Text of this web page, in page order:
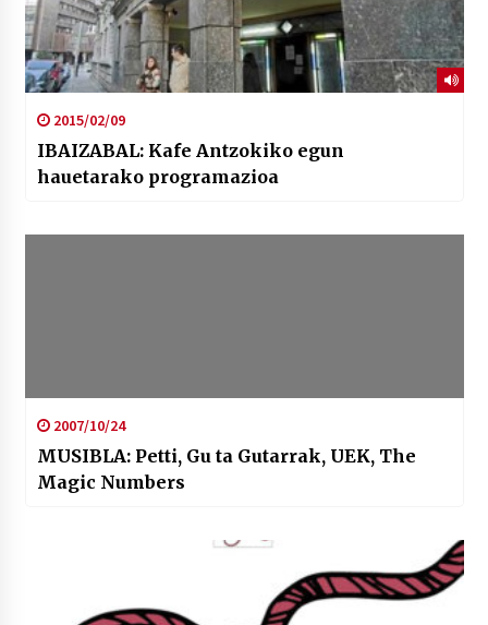
2015/02/09
IBAIZABAL: Kafe Antzokiko egun
hauetarako programazioa
2007/10/24
MUSIBLA: Petti, Gu ta Gutarrak, UEK, The
Magic Numbers